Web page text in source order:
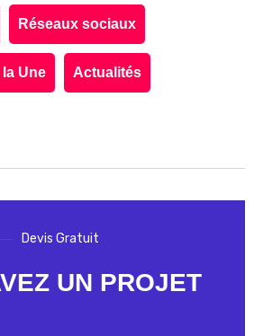
Réseaux sociaux
la Une Actualités
Devis Gratuit
UN PROJET